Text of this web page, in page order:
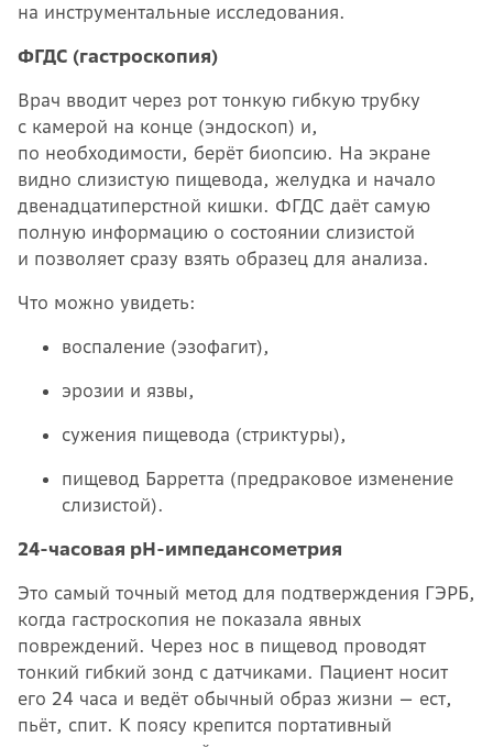
на инструментальные исследования.
ФГДС (гастроскопия)
Врач вводит через рот тонкую гибкую трубку
с камерой на конце (эндоскоп) и,
по необходимости, берёт биопсию. На экране
видно слизистую пищевода, желудка и начало
двенадцатиперстной кишки. ФГДС даёт самую
полную информацию о состоянии слизистой
и позволяет сразу взять образец для анализа.
Что можно увидеть:
воспаление (эзофагит),
эрозии и язвы,
сужения пищевода (стриктуры),
пищевод Барретта (предраковое изменение
слизистой).
24-часовая pH-импедансометрия
Это самый точный метод для подтверждения ГЭРБ,
когда гастроскопия не показала явных
повреждений. Через нос в пищевод проводят
тонкий гибкий зонд с датчиками. Пациент носит
его 24 часа и ведёт обычный образ жизни — ест,
пьёт, спит. К поясу крепится портативный